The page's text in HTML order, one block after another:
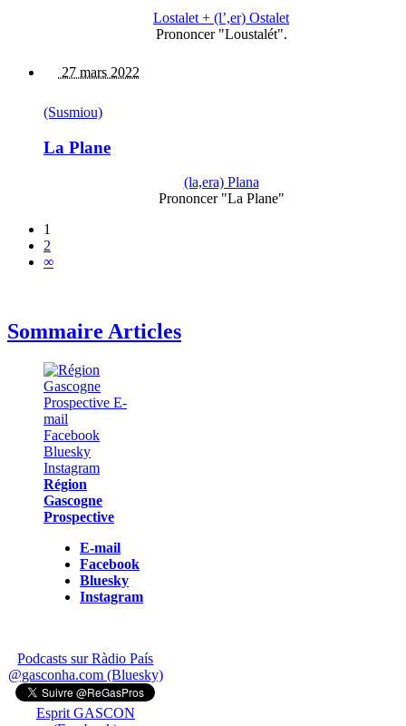
Lostalet + (l’,er) Ostalet
Prononcer "Loustalét".
27 mars 2022
(Susmiou)
La Plane
(la,era) Plana
Prononcer "La Plane"
1
2
∞
Sommaire Articles
Région
Gascogne
Prospective
E-mail
Facebook
Bluesky
Instagram
Podcasts sur Ràdio País
@gasconha.com (Bluesky)
Esprit GASCON